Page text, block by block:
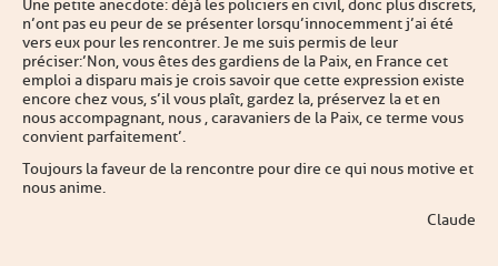
Une petite anecdote : déjà les policiers en civil, donc plus discrets,
n’ont pas eu peur de se présenter lorsqu’innocemment j’ai été
vers eux pour les rencontrer. Je me suis permis de leur
préciser :’Non, vous êtes des gardiens de la Paix, en France cet
emploi a disparu mais je crois savoir que cette expression existe
encore chez vous, s’il vous plaît, gardez la, préservez la et en
nous accompagnant, nous , caravaniers de la Paix, ce terme vous
convient parfaitement’.
Toujours la faveur de la rencontre pour dire ce qui nous motive et
nous anime.
Claude